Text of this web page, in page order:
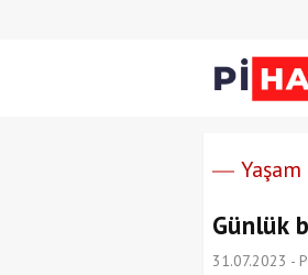
Yaşam
Günlük
31.07.2023 -